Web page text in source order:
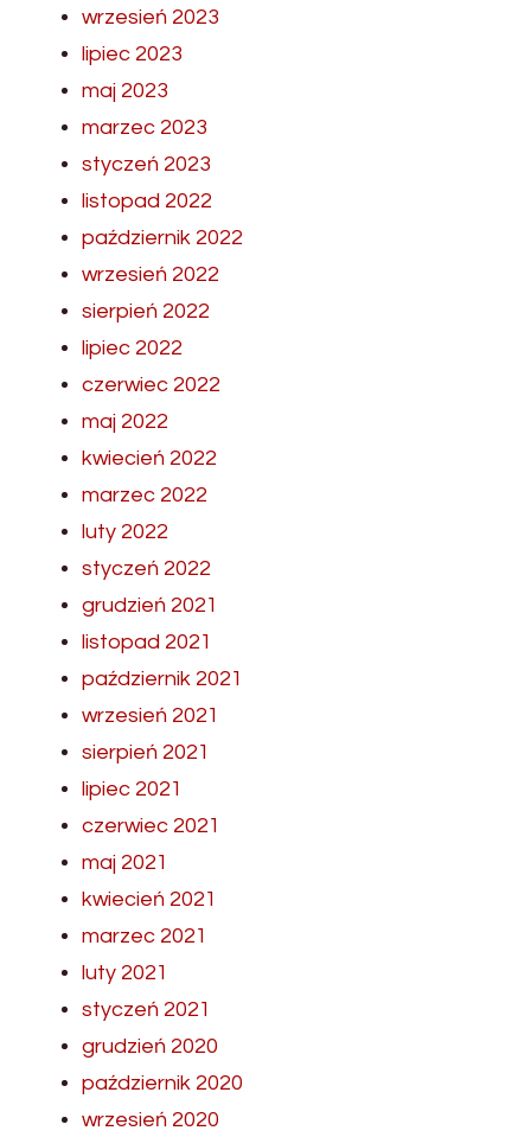
wrzesień 2023
lipiec 2023
maj 2023
marzec 2023
styczeń 2023
listopad 2022
październik 2022
wrzesień 2022
sierpień 2022
lipiec 2022
czerwiec 2022
maj 2022
kwiecień 2022
marzec 2022
luty 2022
styczeń 2022
grudzień 2021
listopad 2021
październik 2021
wrzesień 2021
sierpień 2021
lipiec 2021
czerwiec 2021
maj 2021
kwiecień 2021
marzec 2021
luty 2021
styczeń 2021
grudzień 2020
październik 2020
wrzesień 2020